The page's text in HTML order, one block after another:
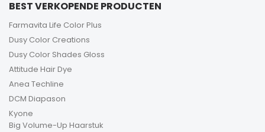
BEST VERKOPENDE PRODUCTEN
Farmavita Life Color Plus
Dusy Color Creations
Dusy Color Shades Gloss
Attitude Hair Dye
Anea Techline
DCM Diapason
Kyone
Big Volume-Up Haarstuk